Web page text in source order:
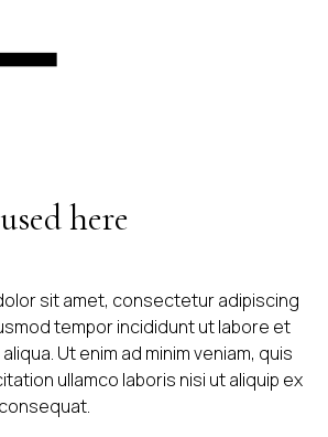
here
sit amet, consectetur adipiscing
tempor incididunt ut labore et
Ut enim ad minim veniam, quis
ullamco laboris nisi ut aliquip ex